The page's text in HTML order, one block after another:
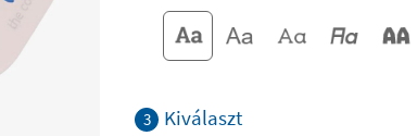
3 Kiválaszt